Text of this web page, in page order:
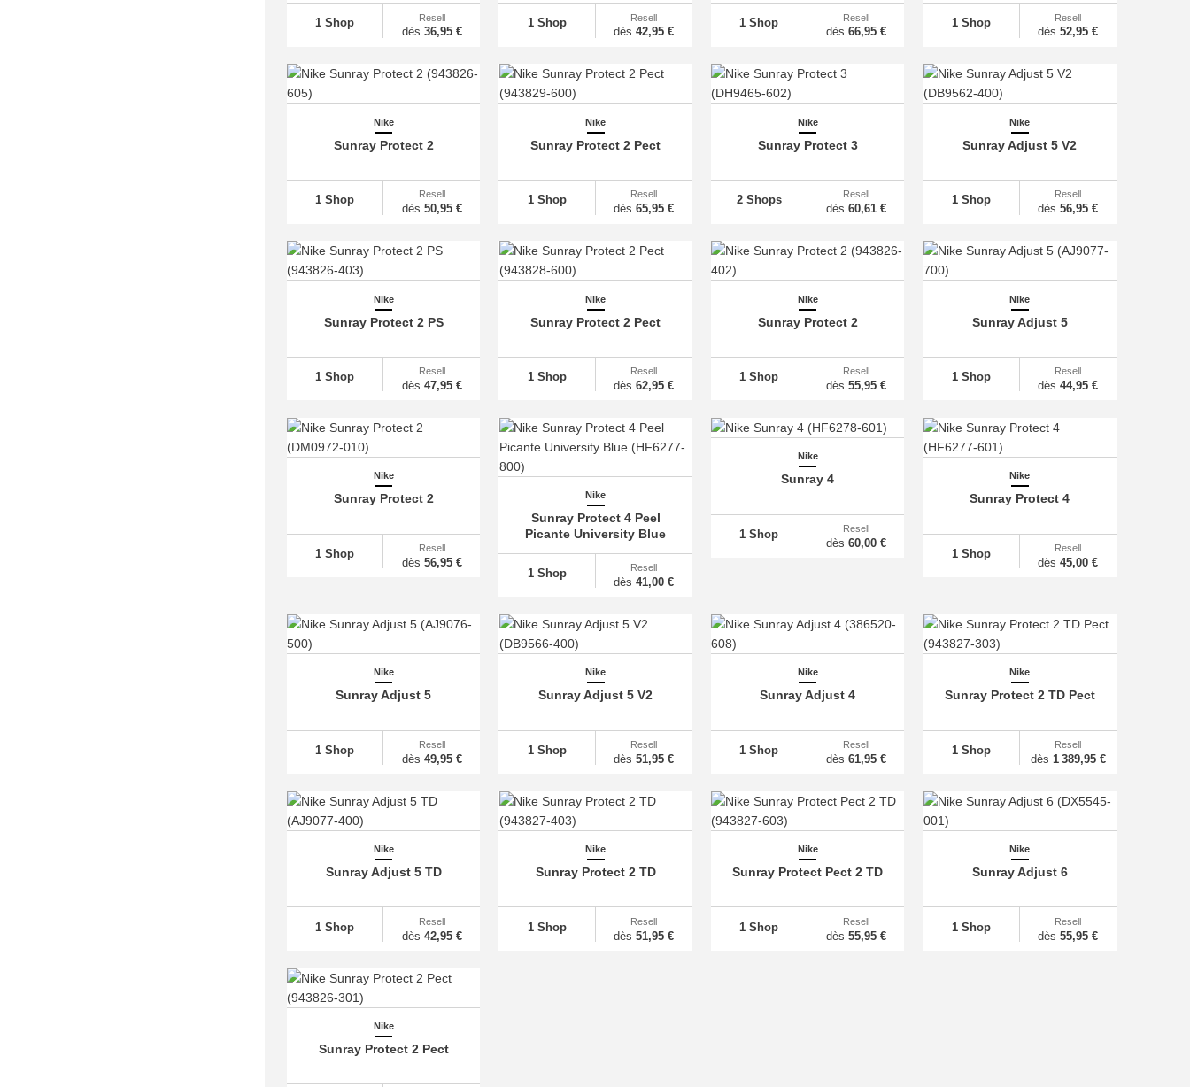
1 Shop Resell
dès 36,95 €
1 Shop Resell
dès 42,95 €
1 Shop Resell
dès 66,95 €
1 Shop Resell
dès 52,95 €
Nike
Sunray Protect 2
1 Shop Resell
dès 50,95 €
Nike
Sunray Protect 2 Pect
1 Shop Resell
dès 65,95 €
Nike
Sunray Protect 3
2 Shops Resell
dès 60,61 €
Nike
Sunray Adjust 5 V2
1 Shop Resell
dès 56,95 €
Nike
Sunray Protect 2 PS
1 Shop Resell
dès 47,95 €
Nike
Sunray Protect 2 Pect
1 Shop Resell
dès 62,95 €
Nike
Sunray Protect 2
1 Shop Resell
dès 55,95 €
Nike
Sunray Adjust 5
1 Shop Resell
dès 44,95 €
Nike
Sunray Protect 2
1 Shop Resell
dès 56,95 €
Nike
Sunray Protect 4 Peel
Picante University Blue
1 Shop Resell
dès 41,00 €
Nike
Sunray 4
1 Shop Resell
dès 60,00 €
Nike
Sunray Protect 4
1 Shop Resell
dès 45,00 €
Nike
Sunray Adjust 5
1 Shop Resell
dès 49,95 €
Nike
Sunray Adjust 5 V2
1 Shop Resell
dès 51,95 €
Nike
Sunray Adjust 4
1 Shop Resell
dès 61,95 €
Nike
Sunray Protect 2 TD Pect
1 Shop Resell
dès 1 389,95 €
Nike
Sunray Adjust 5 TD
1 Shop Resell
dès 42,95 €
Nike
Sunray Protect 2 TD
1 Shop Resell
dès 51,95 €
Nike
Sunray Protect Pect 2 TD
1 Shop Resell
dès 55,95 €
Nike
Sunray Adjust 6
1 Shop Resell
dès 55,95 €
Nike
Sunray Protect 2 Pect